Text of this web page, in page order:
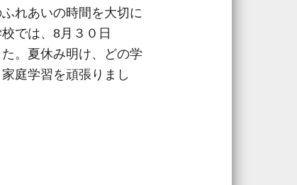
れあいの時間を大切に
では、8月３０日
。夏休み明け、どの学
庭学習を頑張りまし